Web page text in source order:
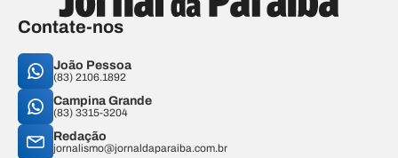
Contate-nos
João Pessoa
(83) 2106.1892
Campina Grande
(83) 3315-3204
Redação
jornalismo@jornaldaparaiba.com.br